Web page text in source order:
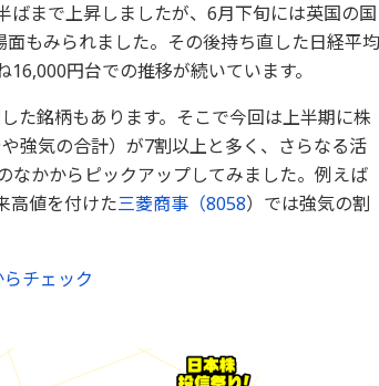
まで上昇しましたが、6月下旬には英国の国
もみられました。その後持ち直した日経平均
円台での推移が続いています。
た銘柄もあります。そこで今回は上半期に株
強気の合計）が7割以上と多く、さらなる活
なかからピックアップしてみました。例えば
高値を付けた三菱商事（8058）では強気の割
チェック